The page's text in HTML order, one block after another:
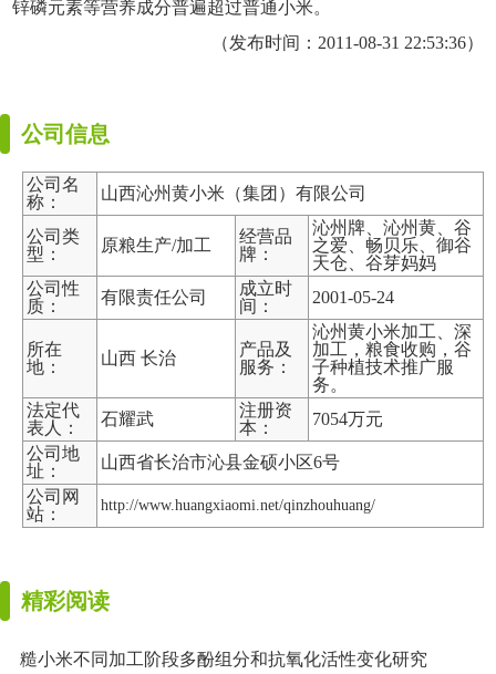
锌磷元素等营养成分普遍超过普通小米。
（发布时间：2011-08-31 22:53:36）
公司信息
公司名
称：
山西沁州黄小米（集团）有限公司
公司类
型：
原粮生产/加工
经营品
牌：
沁州牌、沁州黄、谷
之爱、畅贝乐、御谷
天仓、谷芽妈妈
公司性
质：
有限责任公司
成立时
间：
2001-05-24
所在
地：
山西 长治
产品及
服务：
沁州黄小米加工、深
加工，粮食收购，谷
子种植技术推广服
务。
法定代
表人：
石耀武
注册资
本：
7054万元
公司地
址：
山西省长治市沁县金硕小区6号
公司网
站：
http://www.huangxiaomi.net/qinzhouhuang/
精彩阅读
糙小米不同加工阶段多酚组分和抗氧化活性变化研究